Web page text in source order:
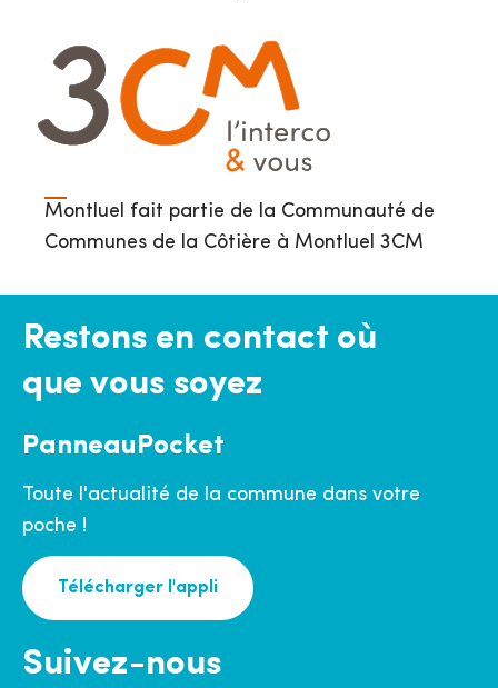
Montluel fait partie de la Communauté de
Communes de la Côtière à Montluel 3CM
Restons en contact où
que vous soyez
PanneauPocket
Toute l'actualité de la commune dans votre
poche !
Télécharger l'appli
Suivez-nous